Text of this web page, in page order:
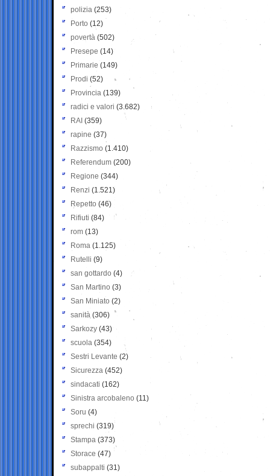
polizia (253)
Porto (12)
povertà (502)
Presepe (14)
Primarie (149)
Prodi (52)
Provincia (139)
radici e valori (3.682)
RAI (359)
rapine (37)
Razzismo (1.410)
Referendum (200)
Regione (344)
Renzi (1.521)
Repetto (46)
Rifiuti (84)
rom (13)
Roma (1.125)
Rutelli (9)
san gottardo (4)
San Martino (3)
San Miniato (2)
sanità (306)
Sarkozy (43)
scuola (354)
Sestri Levante (2)
Sicurezza (452)
sindacati (162)
Sinistra arcobaleno (11)
Soru (4)
sprechi (319)
Stampa (373)
Storace (47)
subappalti (31)